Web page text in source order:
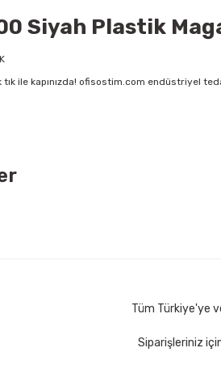
Siyah Plastik
tık ile kapınızda! ofisostim.com endüstriyel
Sepete
Tüm Türkiye'ye
Siparişleriniz